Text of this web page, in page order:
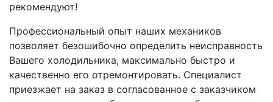
рекомендуют!
Профессиональный опыт наших механиков
позволяет безошибочно определить неисправность
Вашего холодильника, максимально быстро и
качественно его отремонтировать. Специалист
приезжает на заказ в согласованное с заказчиком